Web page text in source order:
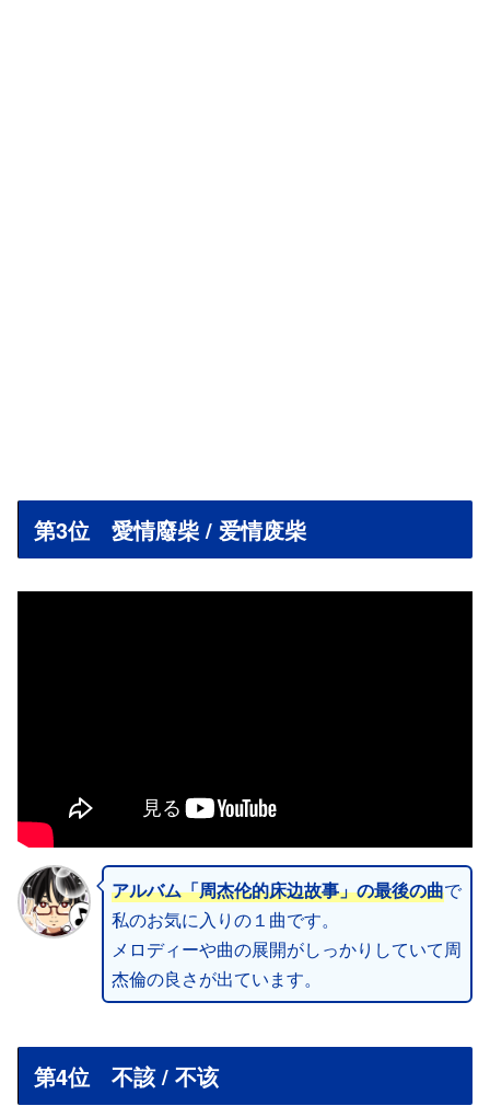
第3位 愛情廢柴 / 爱情废柴
アルバム「周杰伦的床边故事」の最後の曲で
私のお気に入りの１曲です。
メロディーや曲の展開がしっかりしていて周
杰倫の良さが出ています。
第4位 不該 / 不该